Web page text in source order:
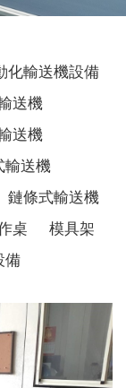
化輸送機設備
送機
送機
輸送機
鏈條式輸送機
桌
模具架
備